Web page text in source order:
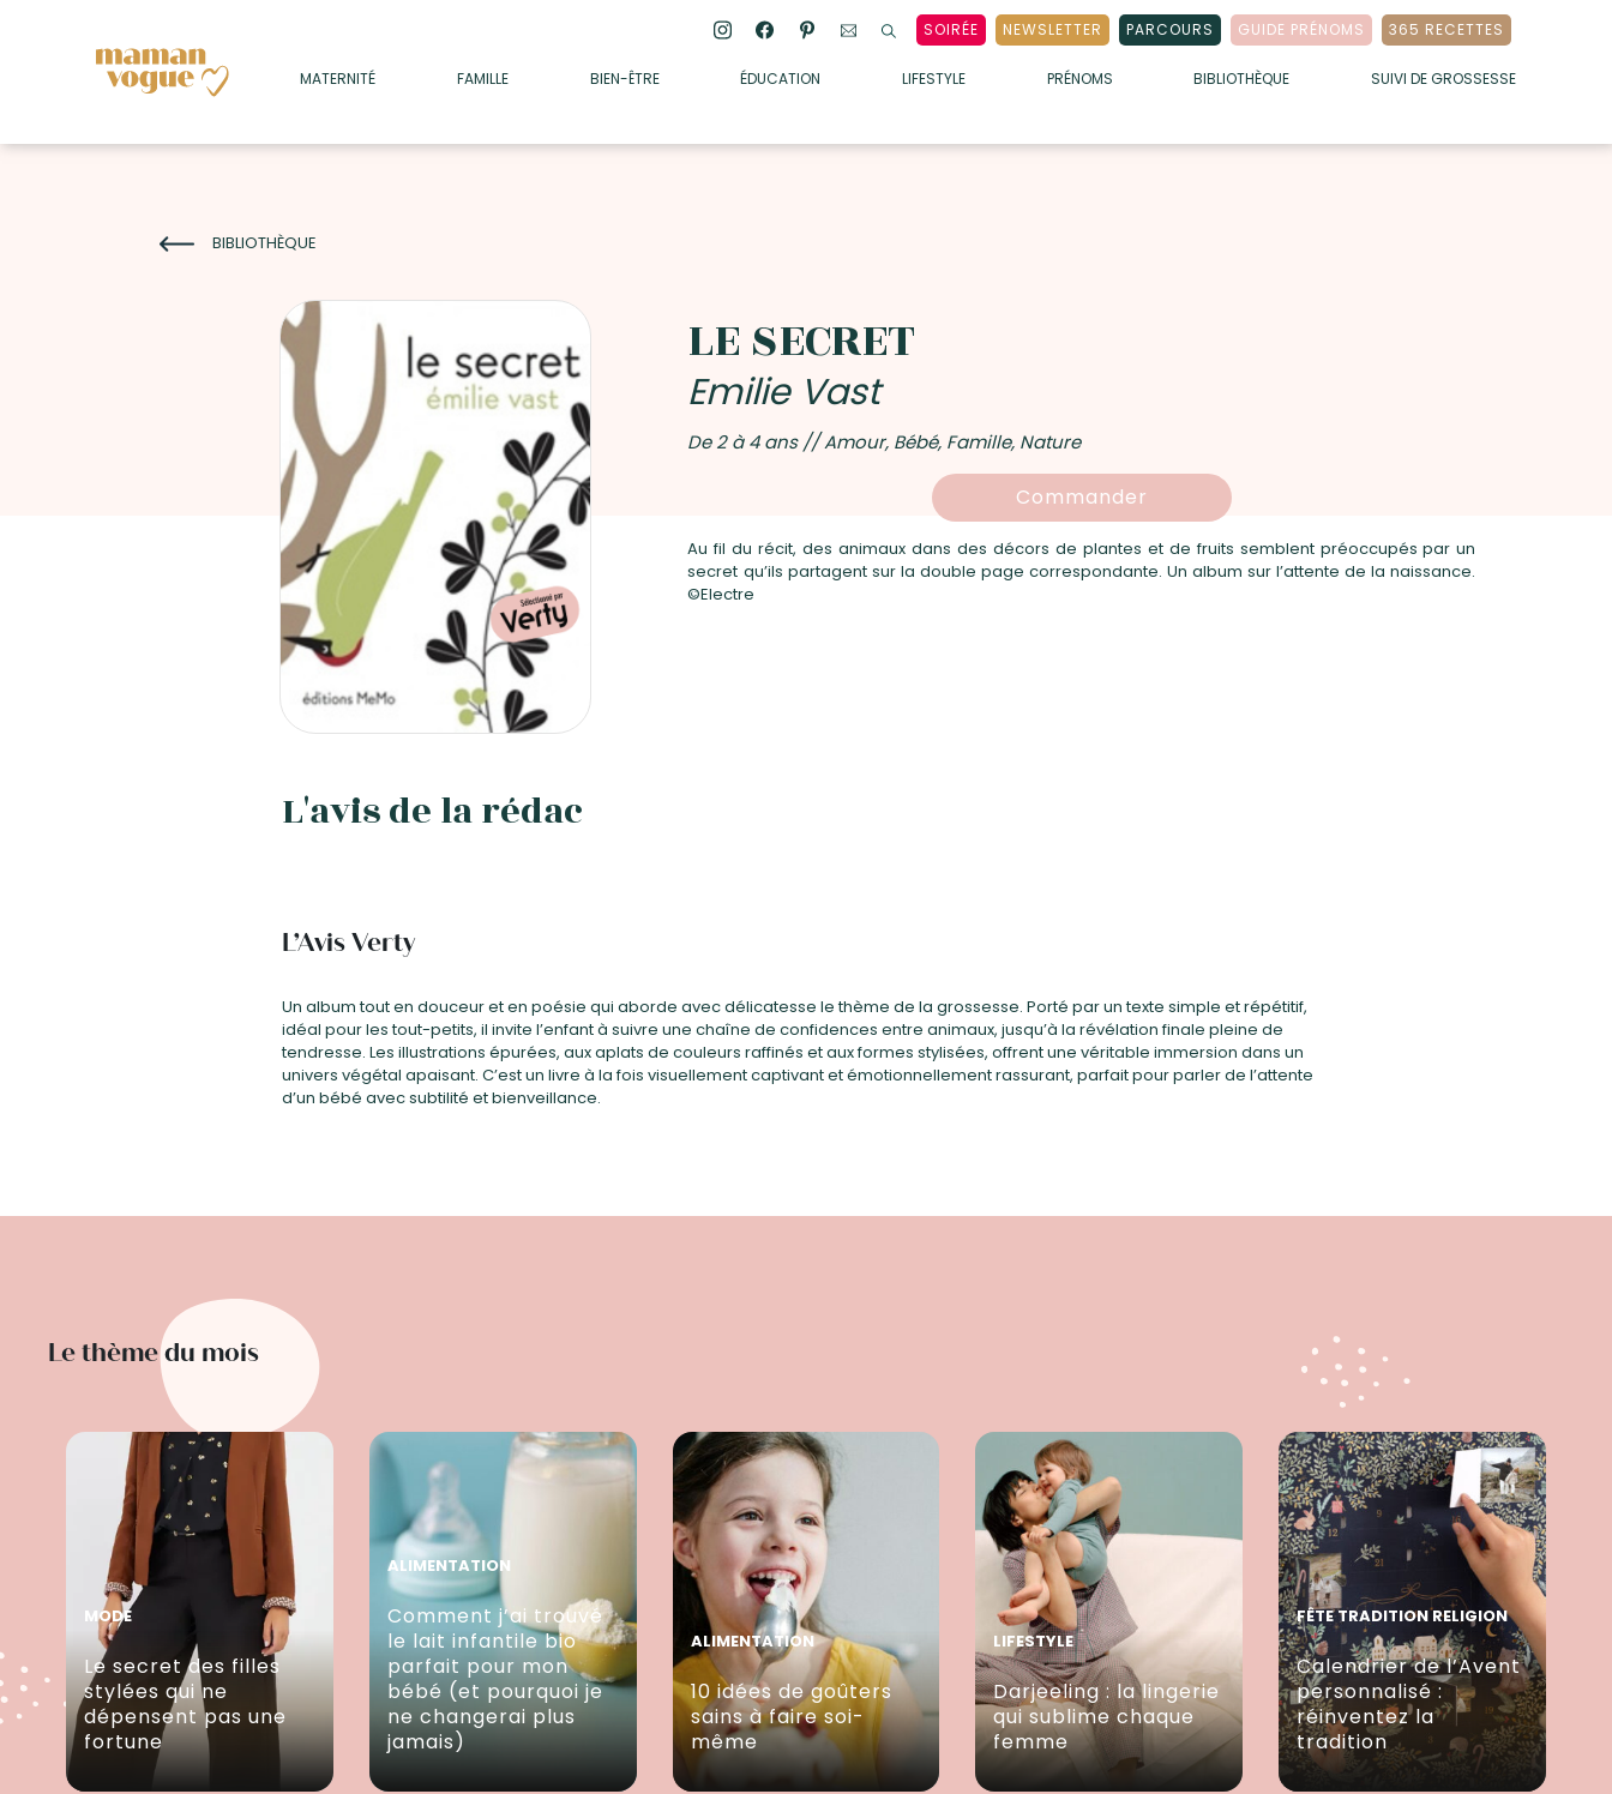
SOIRÉE NEWSLETTER PARCOURS GUIDE PRÉNOMS 365 RECETTES
MATERNITÉ FAMILLE BIEN-ÊTRE ÉDUCATION LIFESTYLE PRÉNOMS BIBLIOTHÈQUE SUIVI DE GROSSESSE
+
+
+
BIBLIOTHÈQUE
LE SECRET
Emilie Vast
De 2 à 4 ans // Amour, Bébé, Famille, Nature
Commander
Au fil du récit, des animaux dans des décors de plantes et de fruits semblent préoccupés par un
secret qu’ils partagent sur la double page correspondante. Un album sur l’attente de la naissance.
©Electre
L'avis de la rédac
L’Avis Verty
Un album tout en douceur et en poésie qui aborde avec délicatesse le thème de la grossesse. Porté par un texte simple et répétitif,
idéal pour les tout-petits, il invite l’enfant à suivre une chaîne de confidences entre animaux, jusqu’à la révélation finale pleine de
tendresse. Les illustrations épurées, aux aplats de couleurs raffinés et aux formes stylisées, offrent une véritable immersion dans un
univers végétal apaisant. C’est un livre à la fois visuellement captivant et émotionnellement rassurant, parfait pour parler de l’attente
d’un bébé avec subtilité et bienveillance.
Le thème du mois
MODE
Le secret des filles
stylées qui ne
dépensent pas une
fortune
ALIMENTATION
Comment j’ai trouvé
le lait infantile bio
parfait pour mon
bébé (et pourquoi je
ne changerai plus
jamais)
ALIMENTATION
10 idées de goûters
sains à faire soi-
même
LIFESTYLE
Darjeeling : la lingerie
qui sublime chaque
femme
FÊTE TRADITION RELIGION
Calendrier de l’Avent
personnalisé :
réinventez la
tradition